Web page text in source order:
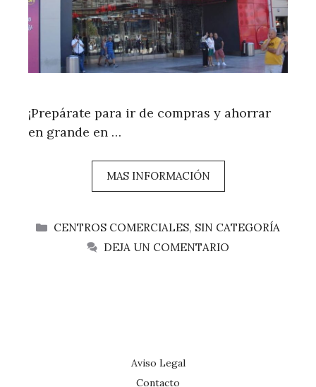
¡Prepárate para ir de compras y ahorrar
en grande en …
MAS INFORMACIÓN
CATEGORÍAS
CENTROS COMERCIALES, SIN CATEGORÍA
DEJA UN COMENTARIO
Aviso Legal
Contacto